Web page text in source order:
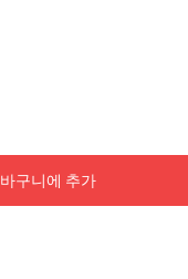
구니에 추가